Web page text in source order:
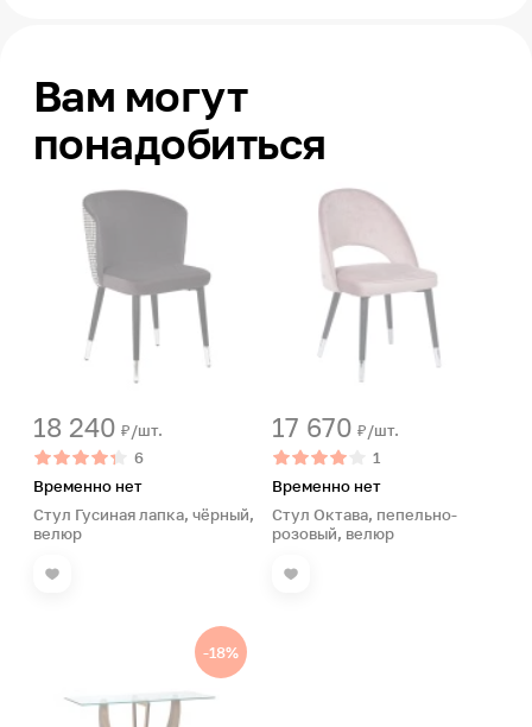
Вам могут
понадобиться
18 240 ₽/шт.
6
Временно нет
Стул Гусиная лапка, чёрный,
велюр
17 670 ₽/шт.
1
Временно нет
Стул Октава, пепельно-
розовый, велюр
-18%